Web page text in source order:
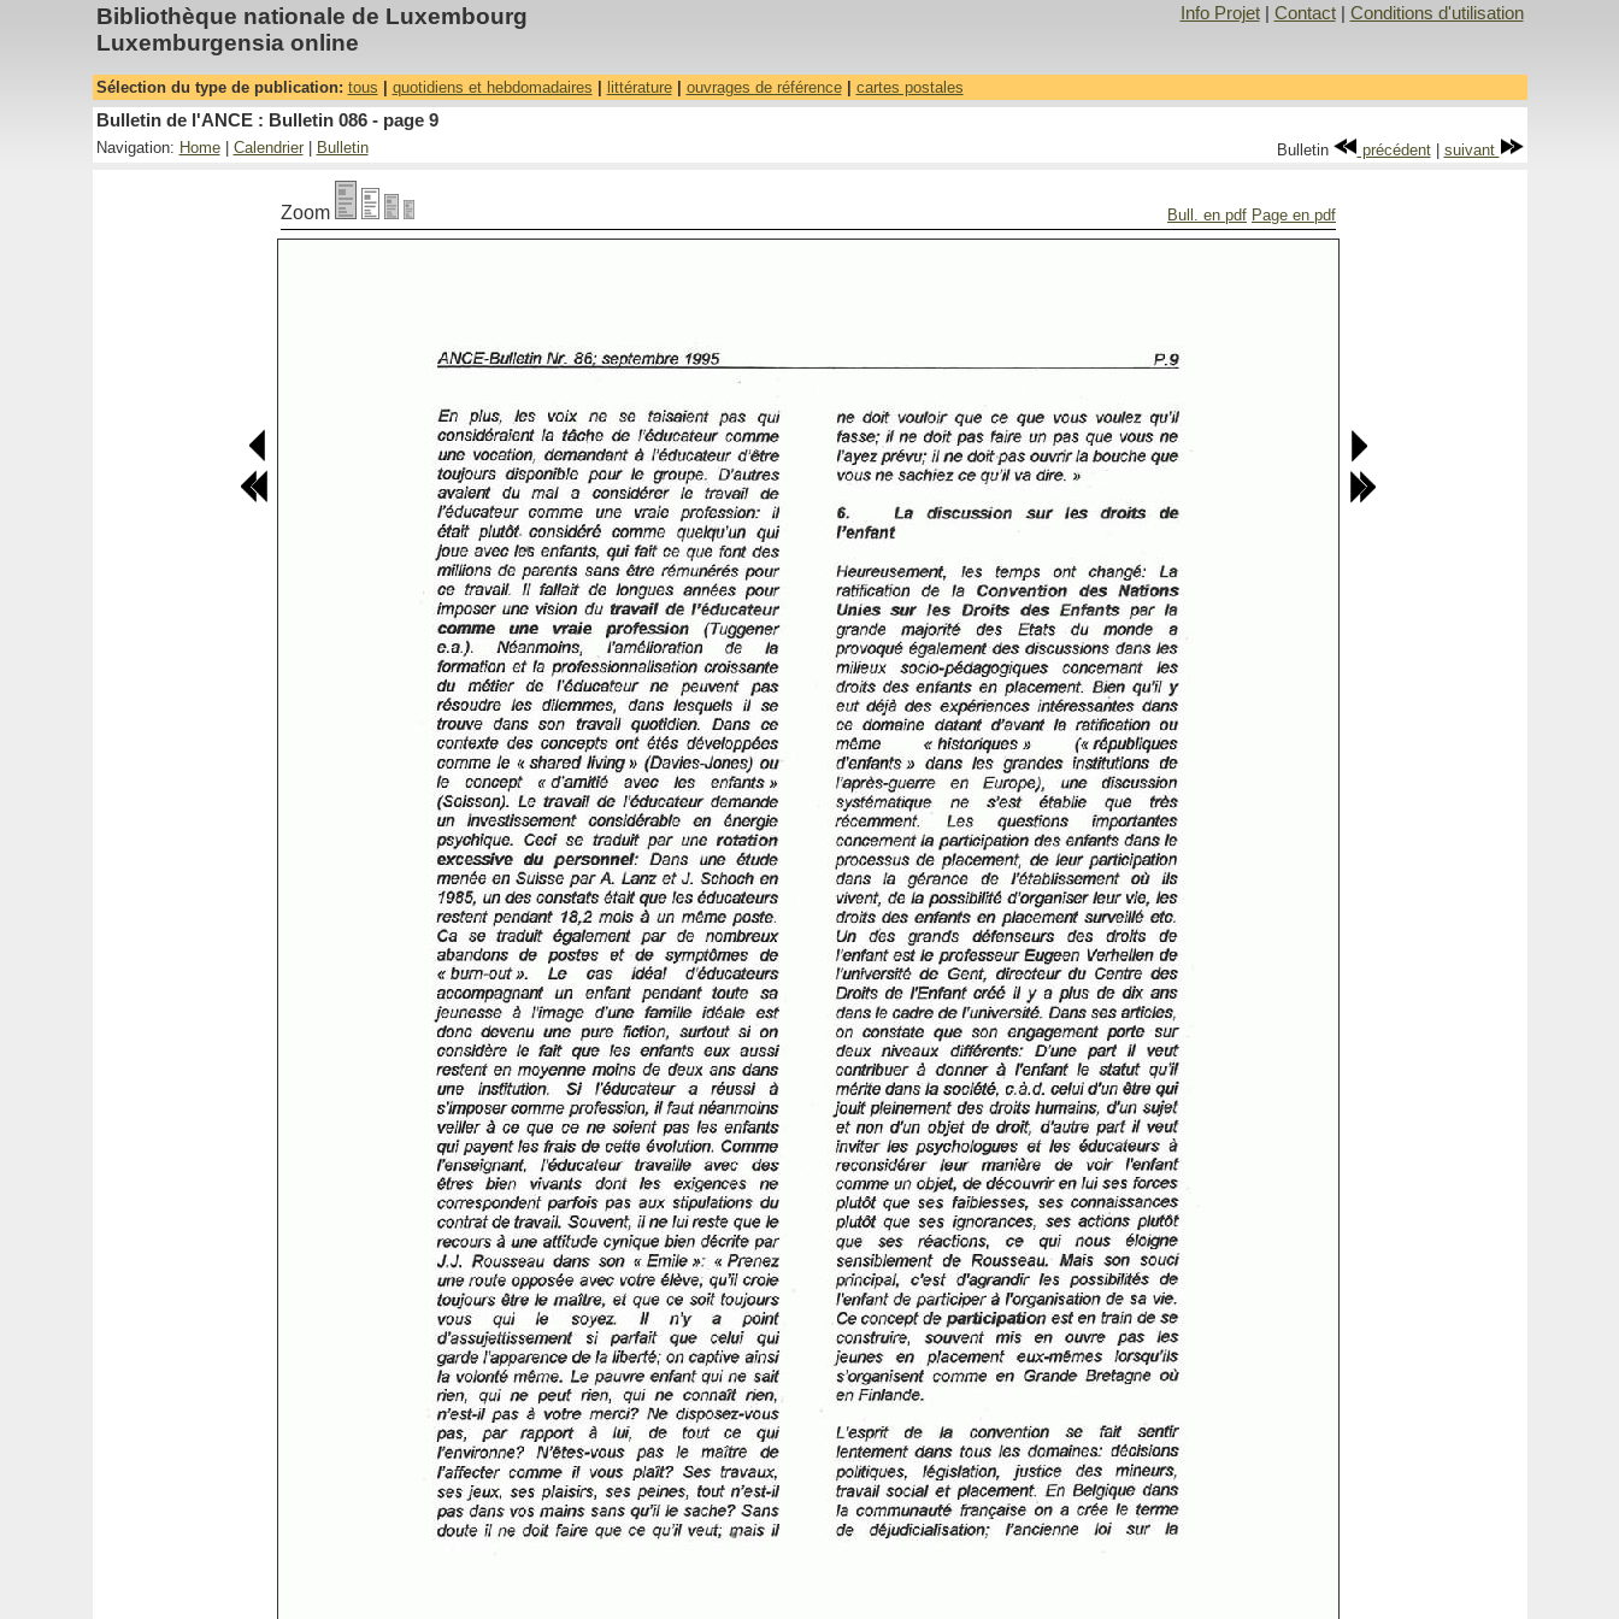
Bibliothèque nationale de Luxembourg
Luxemburgensia online
Info Projet| Contact| Conditions d'utilisation
Sélection du type de publication: tous quotidiens et hebdomadaires littérature| ouvrages de référence| cartes postales
Bulletin de l'ANCE : Bulletin 086 - page 9
Navigation: Home| Calendrier| Bulletin Bulletin précédent| suivant
Zoom Bull. en pdf Page en pdf